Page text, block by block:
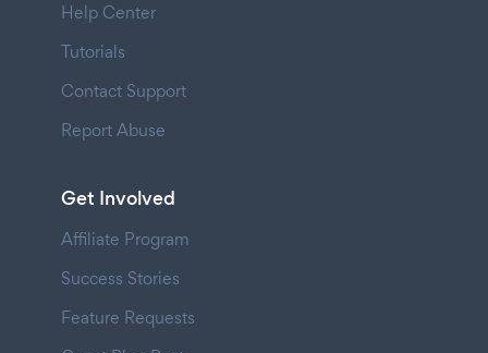
Help Center
Tutorials
Contact Support
Report Abuse
Get Involved
Affiliate Program
Success Stories
Feature Requests